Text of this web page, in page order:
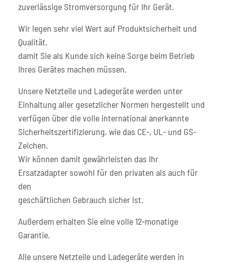
zuverlässige Stromversorgung für Ihr Gerät.
Wir legen sehr viel Wert auf Produktsicherheit und
Qualität,
damit Sie als Kunde sich keine Sorge beim Betrieb
Ihres Gerätes machen müssen.
Unsere Netzteile und Ladegeräte werden unter
Einhaltung aller gesetzlicher Normen hergestellt und
verfügen über die volle international anerkannte
Sicherheitszertifizierung, wie das CE-, UL- und GS-
Zeichen.
Wir können damit gewährleisten das Ihr
Ersatzadapter sowohl für den privaten als auch für
den
geschäftlichen Gebrauch sicher ist.
Außerdem erhalten Sie eine volle 12-monatige
Garantie.
Alle unsere Netzteile und Ladegeräte werden in